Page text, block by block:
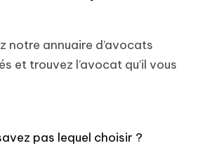
notre annuaire d’avocats
et trouvez l’avocat qu’il vous
pas lequel choisir ?